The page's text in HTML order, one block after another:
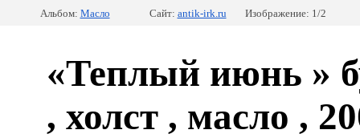
Альбом: Масло Сайт: antik-irk.ru Изображение: 1/2
«Теплый июнь »
, холст , масло ,